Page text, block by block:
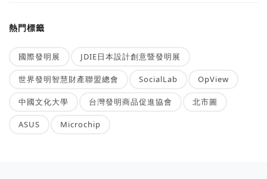
熱門標籤
國際發明展 JDIE日本設計創意暨發明展
世界發明智慧財產聯盟總會 SocialLab OpView
中國文化大學 台灣發明商品促進協會 北市圖
ASUS Microchip